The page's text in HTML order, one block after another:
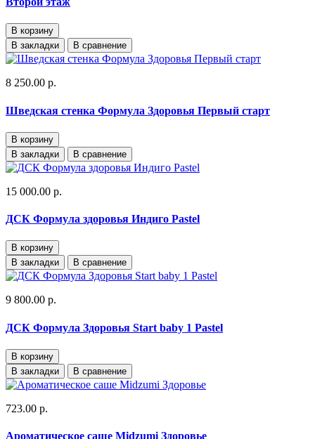
В корзину
В закладки
В сравнение
8 250.00 р.
Шведская стенка Формула Здоровья Первый старт
В корзину
В закладки
В сравнение
15 000.00 р.
ДСК Формула здоровья Индиго Pastel
В корзину
В закладки
В сравнение
9 800.00 р.
ДСК Формула Здоровья Start baby 1 Pastel
В корзину
В закладки
В сравнение
723.00 р.
Ароматическое саше Midzumi Здоровье